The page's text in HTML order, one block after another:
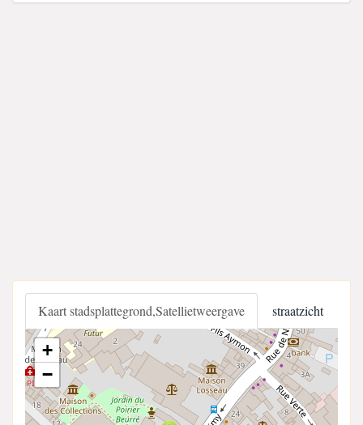
Kaart stadsplattegrond,Satellietweergave straatzicht
+
−